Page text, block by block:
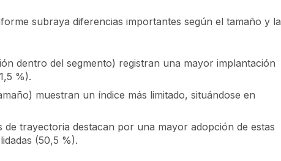
subraya diferencias importantes según el tamaño y la
dentro del segmento) registran una mayor implantación
%).
muestran un índice más limitado, situándose en
trayectoria destacan por una mayor adopción de estas
(50,5 %).